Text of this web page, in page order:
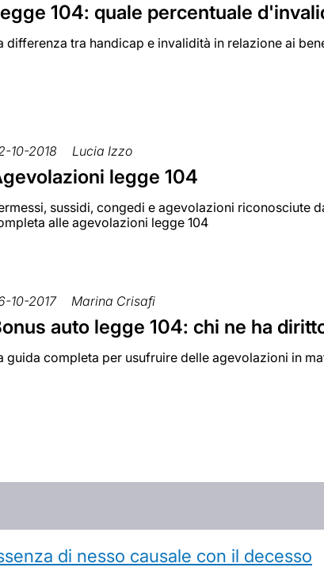
104: quale percentuale
differenza tra handicap e invalidità in relazione ai
10-2018 Lucia Izzo
legge 104
sussidi, congedi e agevolazioni riconosciute
alle agevolazioni legge 104
10-2017 Marina Crisafi
auto legge 104: chi ne ha
guida completa per usufruire delle agevolazioni in
di nesso causale con il decesso